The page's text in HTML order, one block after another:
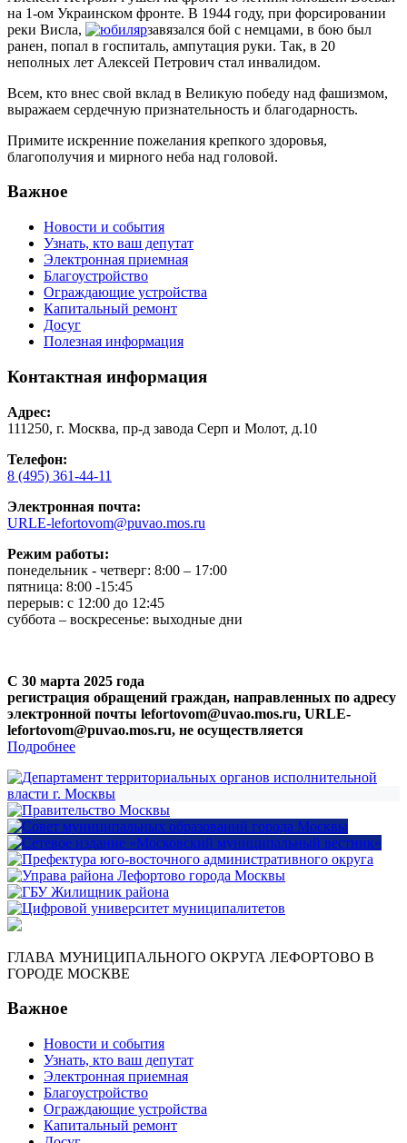
на 1-ом Украинском фронте. В 1944 году, при форсировании
реки Висла,
завязался бой с немцами, в бою был
ранен, попал в госпиталь, ампутация руки. Так, в 20
неполных лет Алексей Петрович стал инвалидом.
Всем, кто внес свой вклад в Великую победу над фашизмом,
выражаем сердечную признательность и благодарность.
Примите искренние пожелания крепкого здоровья,
благополучия и мирного неба над головой.
Важное
Новости и события
Узнать, кто ваш депутат
Электронная приемная
Благоустройство
Ограждающие устройства
Капитальный ремонт
Досуг
Полезная информация
Контактная информация
Адрес:
111250, г. Москва, пр-д завода Серп и Молот, д.10
Телефон:
8 (495) 361-44-11
Электронная почта:
URLE-lefortovom@puvao.mos.ru
Режим работы:
понедельник - четверг: 8:00 – 17:00
пятница: 8:00 -15:45
перерыв: с 12:00 до 12:45
суббота – воскресенье: выходные дни
С 30 марта 2025 года
регистрация обращений граждан, направленных по адресу
электронной почты lefortovom@uvao.mos.ru, URLE-
lefortovom@puvao.mos.ru, не осуществляется
Подробнее
ГЛАВА МУНИЦИПАЛЬНОГО ОКРУГА ЛЕФОРТОВО В
ГОРОДЕ МОСКВЕ
Важное
Новости и события
Узнать, кто ваш депутат
Электронная приемная
Благоустройство
Ограждающие устройства
Капитальный ремонт